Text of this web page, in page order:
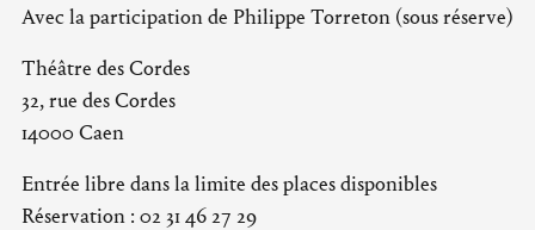
Avec la participation de Philippe Torreton (sous réserve)
Théâtre des Cordes
32, rue des Cordes
14000 Caen
Entrée libre dans la limite des places disponibles
Réservation : 02 31 46 27 29